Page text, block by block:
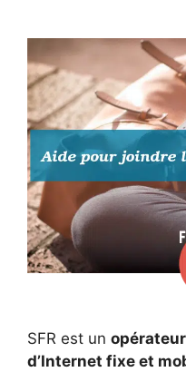
SFR est un
d’Internet fixe et